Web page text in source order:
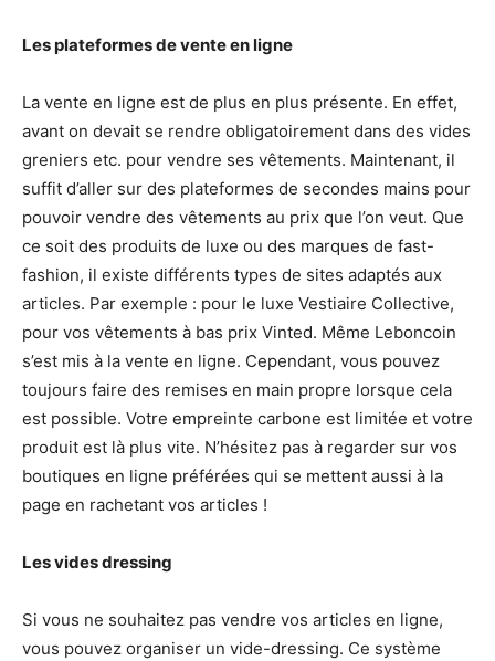
Les plateformes de vente en ligne
La vente en ligne est de plus en plus présente. En effet,
avant on devait se rendre obligatoirement dans des vides
greniers etc. pour vendre ses vêtements. Maintenant, il
suffit d’aller sur des plateformes de secondes mains pour
pouvoir vendre des vêtements au prix que l’on veut. Que
ce soit des produits de luxe ou des marques de fast-
fashion, il existe différents types de sites adaptés aux
articles. Par exemple : pour le luxe Vestiaire Collective,
pour vos vêtements à bas prix Vinted. Même Leboncoin
s’est mis à la vente en ligne. Cependant, vous pouvez
toujours faire des remises en main propre lorsque cela
est possible. Votre empreinte carbone est limitée et votre
produit est là plus vite. N’hésitez pas à regarder sur vos
boutiques en ligne préférées qui se mettent aussi à la
page en rachetant vos articles !
Les vides dressing
Si vous ne souhaitez pas vendre vos articles en ligne,
vous pouvez organiser un vide-dressing. Ce système